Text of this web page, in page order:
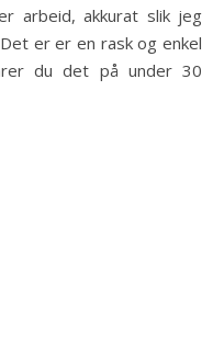
arbeid, akkurat slik jeg
er er en rask og enkel
du det på under 30